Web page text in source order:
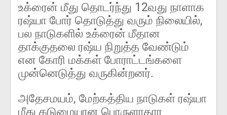
உக்ரைன் மீது தொடர்ந்து 12வது நாளாக
ரஷ்யா போர் தொடுத்து வரும் நிலையில்,
பல நாடுகளில் உக்ரைன் மீதான
தாக்குதலை ரஷ்ய நிறுத்த வேண்டும்
என கோரி மக்கள் போராட்டங்களை
முன்னெடுத்து வருகின்றனர்.
அதேசமயம், மேற்கத்திய நாடுகள் ரஷ்யா
மீது கடுமையான பொருளாதார